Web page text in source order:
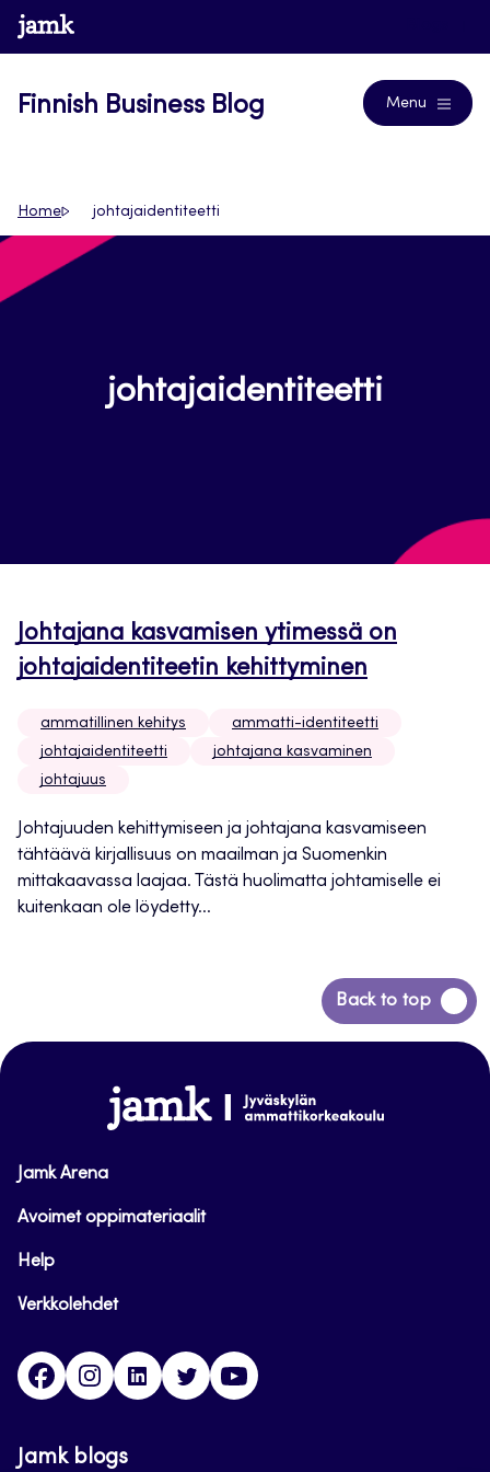
Skip
to
www.jamk.fi
Finnish Business Blog Menu
Home johtajaidentiteetti
johtajaidentiteetti
Johtajana kasvamisen ytimessä on
johtajaidentiteetin kehittyminen
ammatillinen kehitys
ammatti-identiteetti
johtajaidentiteetti
johtajana kasvaminen
johtajuus
Johtajuuden kehittymiseen ja johtajana kasvamiseen
tähtäävä kirjallisuus on maailman ja Suomenkin
mittakaavassa laajaa. Tästä huolimatta johtamiselle ei
kuitenkaan ole löydetty...
Back to top
Back
to
www.jamk.fi
Jamk Arena
Avoimet oppimateriaalit
Help
Verkkolehdet
FacebookInstagramLinkedinTwitter
Jamk blogs